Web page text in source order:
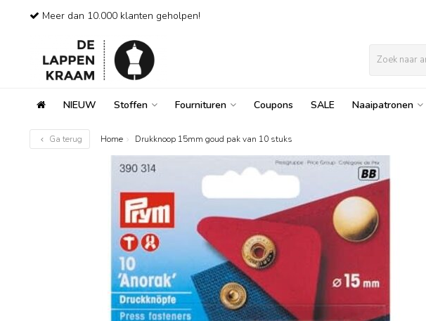
Meer dan 10.000 klanten geholpen!
NIEUW Stoffen Fournituren Coupons SALE Naaipatronen
Ga terug Home Drukknoop 15mm goud pak van 10 stuks